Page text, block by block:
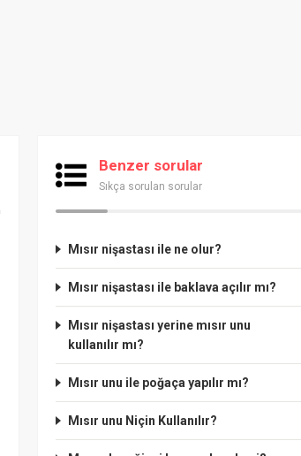
Benzer sorular
Sıkça sorulan sorular
Mısır nişastası ile ne olur?
Mısır nişastası ile baklava açılır mı?
Mısır nişastası yerine mısır unu
kullanılır mı?
Mısır unu ile poğaça yapılır mı?
Mısır unu Niçin Kullanılır?